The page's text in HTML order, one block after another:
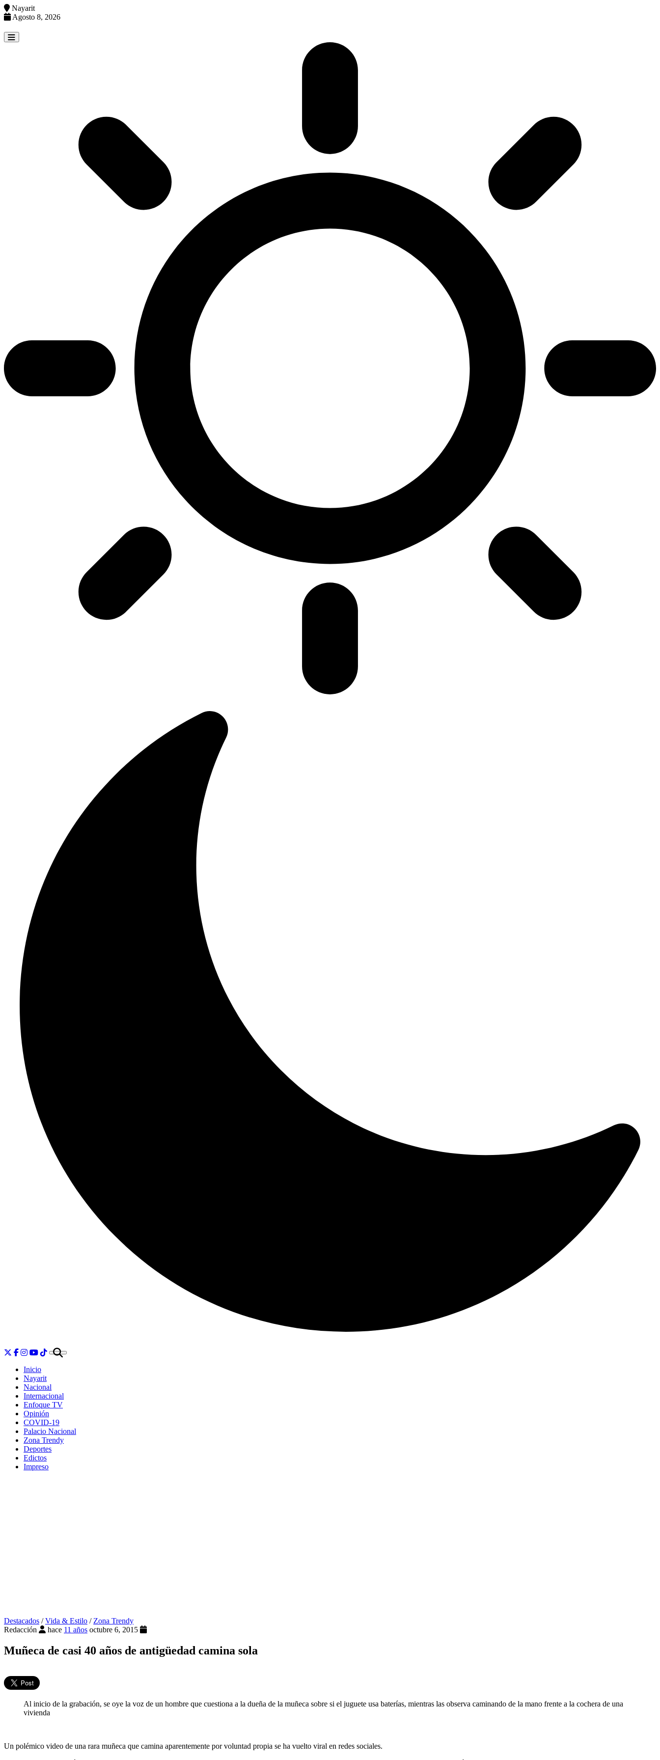
Nayarit
Agosto 8, 2026
to
content
Inicio
Nayarit
Nacional
Internacional
Enfoque TV
Opinión
COVID-19
Palacio Nacional
Zona Trendy
Deportes
Edictos
Impreso
Destacados /Vida & Estilo /Zona Trendy
Redacción
hace 11 años octubre 6, 2015
Muñeca de casi 40 años de antigüedad camina sola
Al inicio de la grabación, se oye la voz de un hombre que cuestiona a la dueña de la muñeca sobre si el juguete usa baterías, mientras las observa caminando de la mano frente a la cochera de una
vivienda
Un polémico video de una rara muñeca que camina aparentemente por voluntad propia se ha vuelto viral en redes sociales.